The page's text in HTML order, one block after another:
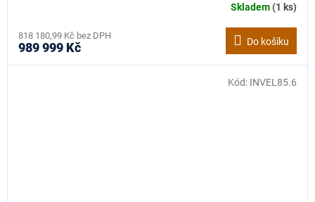
Skladem(1 ks)
818 180,99 Kč bez DPH
989 999 Kč Do košíku
Kód: INVEL85.6